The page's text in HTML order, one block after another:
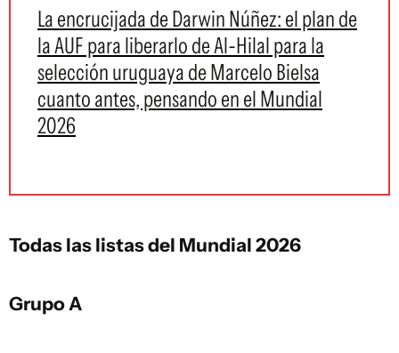
La encrucijada de Darwin Núñez: el plan de
la AUF para liberarlo de Al-Hilal para la
selección uruguaya de Marcelo Bielsa
cuanto antes, pensando en el Mundial
2026
Todas las listas del Mundial 2026
Grupo A